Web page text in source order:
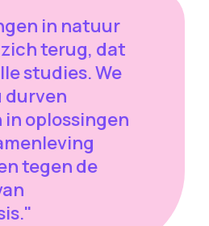
in natuur
terug, dat
studies. We
durven
oplossingen
tegen de